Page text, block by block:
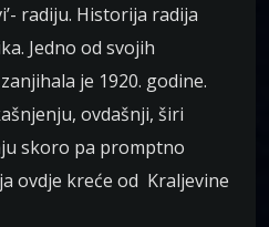
radiju. Historija radija
Jedno od svojih
je 1920. godine.
ovdašnji, širi
skoro pa promptno
ovdje kreće od Kraljevine